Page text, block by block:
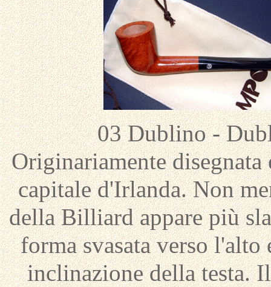
03 Dublino -
Originariamente disegnata
capitale d'Irlanda. Non
della Billiard appare più
forma svasata verso l'alto
inclinazione della testa.